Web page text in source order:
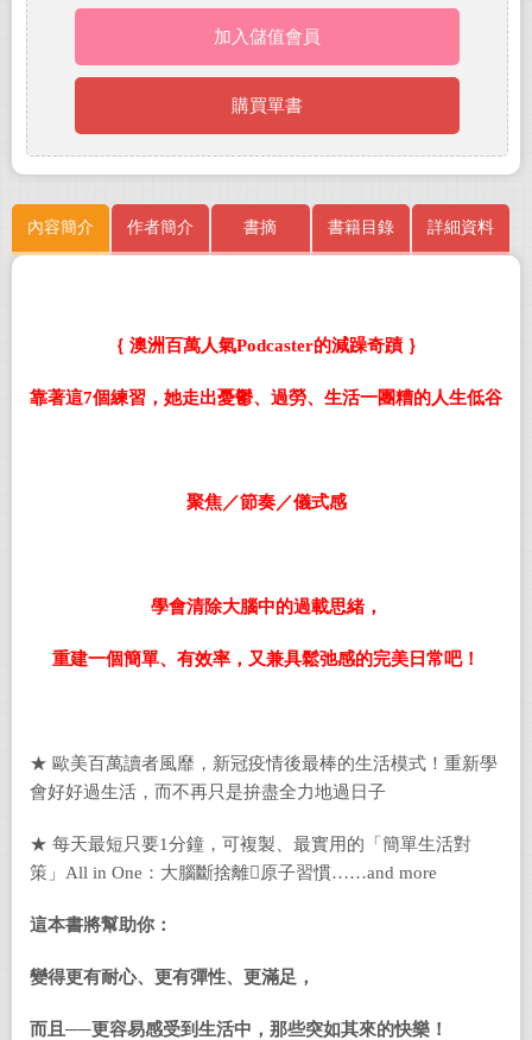
加入儲值會員
購買單書
內容簡介 作者簡介 書摘 書籍目錄 詳細資料
｛ 澳洲百萬人氣Podcaster的減躁奇蹟 ｝
靠著這7個練習，她走出憂鬱、過勞、生活一團糟的人生低谷
聚焦／節奏／儀式感
學會清除大腦中的過載思緒，
重建一個簡單、有效率，又兼具鬆弛感的完美日常吧！
★ 歐美百萬讀者風靡，新冠疫情後最棒的生活模式！重新學
會好好過生活，而不再只是拚盡全力地過日子
★ 每天最短只要1分鐘，可複製、最實用的「簡單生活對
策」All in One：大腦斷捨離原子習慣……and more
這本書將幫助你：
變得更有耐心、更有彈性、更滿足，
而且──更容易感受到生活中，那些突如其來的快樂！